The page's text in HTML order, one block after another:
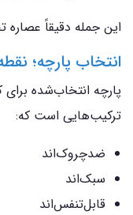
این جمله دقیقاً
انتخاب پارچه؛
پارچه‌ انتخاب‌شده برای
ترکیب‌هایی است که:
ضدچروک‌اند
سبک‌اند
قابل‌تنفس‌اند